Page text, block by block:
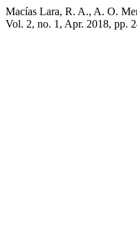
Macías Lara, R. A., A. O.
Vol. 2, no. 1, Apr. 2018, pp.